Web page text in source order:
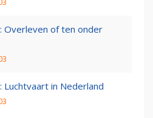
Overleven of ten onder
Luchtvaart in Nederland